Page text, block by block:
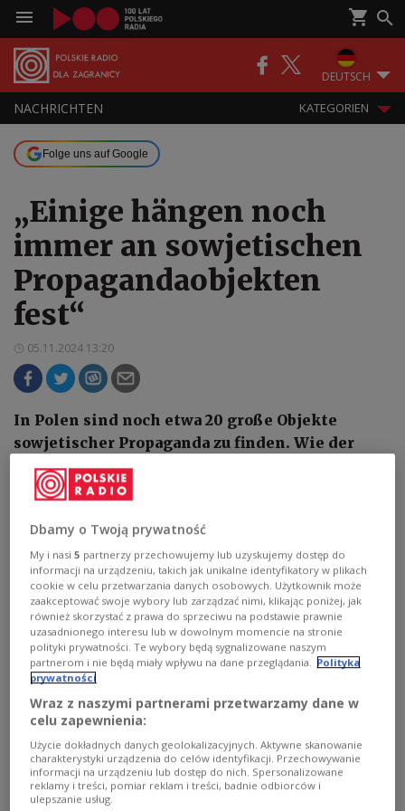
DEUTSCH
NACHRICHTEN KATEGORIEN
Folge uns auf Google
„Einige hängen noch
immer an sowjetischen
Propagandaobjekten
fest“
05.11.2024 13:20
In Polen sind noch etwa 20 große Objekte
sowjetischer Propaganda zu finden. Wie der
Präsident des Instituts für Nationales
Gedächtnis (IPN), Karol Nawrocki, in einem
halten einige Kommunalpolitiker an diesen
Denkmälern fest.
Dbamy o Twoją prywatność
My i nasi5 partnerzy przechowujemy lub uzyskujemy dostęp do
informacji na urządzeniu, takich jak unikalne identyfikatory w plikach
cookie w celu przetwarzania danych osobowych. Użytkownik może
zaakceptować swoje wybory lub zarządzać nimi, klikając poniżej, jak
również skorzystać z prawa do sprzeciwu na podstawie prawnie
uzasadnionego interesu lub w dowolnym momencie na stronie
polityki prywatności. Te wybory będą sygnalizowane naszym
partnerom i nie będą miały wpływu na dane przeglądania. Polityka
prywatności
Wraz z naszymi partnerami przetwarzamy dane w
celu zapewnienia:
Użycie dokładnych danych geolokalizacyjnych. Aktywne skanowanie
charakterystyki urządzenia do celów identyfikacji. Przechowywanie
informacji na urządzeniu lub dostęp do nich. Spersonalizowane
reklamy i treści, pomiar reklam i treści, badnie odbiorców i
ulepszanie usług.